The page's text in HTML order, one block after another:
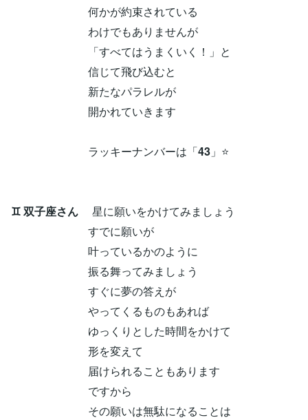
何かが約束されている
わけでもありませんが
「すべてはうまくいく！」と
信じて飛び込むと
新たなパラレルが
開かれていきます
ラッキーナンバーは「43 」⭐
♊ 双子座さん 星に願いをかけてみましょう
すでに願いが
叶っているかのように
振る舞ってみましょう
すぐに夢の答えが
やってくるものもあれば
ゆっくりとした時間をかけて
形を変えて
届けられることもあります
ですから
その願いは無駄になることは